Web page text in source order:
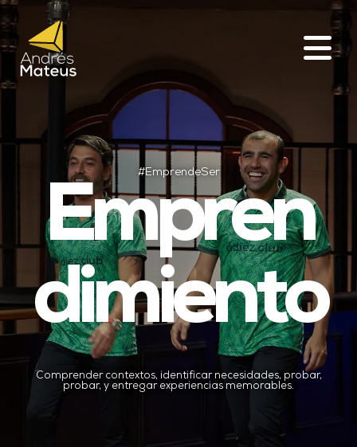
#EmprendeSer
Empren
dimiento
Comprender contextos, identificar necesidades, probar,
probar, y entregar experiencias memorables.